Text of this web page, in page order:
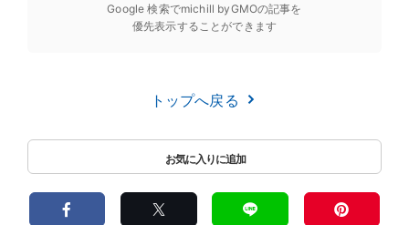
Google 検索でmichill byGMOの記事を
優先表示することができます
トップへ戻る